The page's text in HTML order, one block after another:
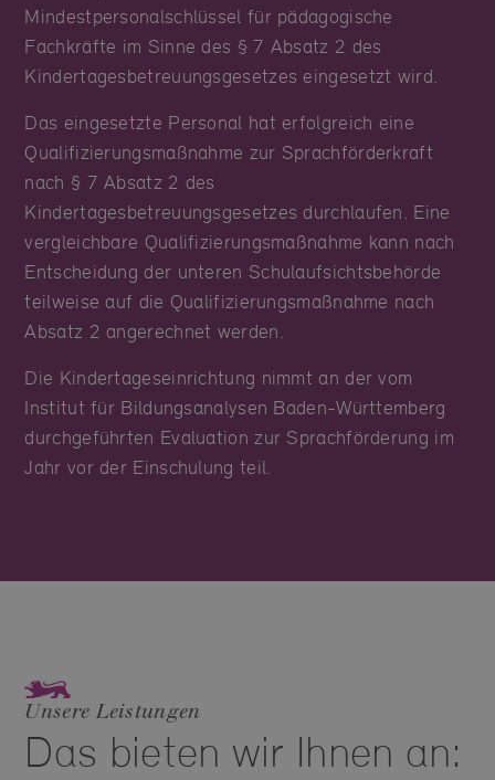
Mindestpersonalschlüssel für pädagogische
Fachkräfte im Sinne des § 7 Absatz 2 des
Kindertagesbetreuungsgesetzes eingesetzt wird.
Das eingesetzte Personal hat erfolgreich eine
Qualifizierungsmaßnahme zur Sprachförderkraft
nach § 7 Absatz 2 des
Kindertagesbetreuungsgesetzes durchlaufen. Eine
vergleichbare Qualifizierungsmaßnahme kann nach
Entscheidung der unteren Schulaufsichtsbehörde
teilweise auf die Qualifizierungsmaßnahme nach
Absatz 2 angerechnet werden.
Die Kindertageseinrichtung nimmt an der vom
Institut für Bildungsanalysen Baden-Württemberg
durchgeführten Evaluation zur Sprachförderung im
Jahr vor der Einschulung teil.
Unsere Leistungen
Das bieten wir Ihnen an: